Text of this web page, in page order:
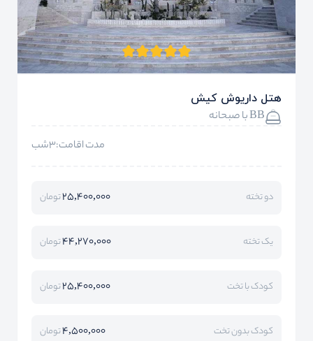
هتل داریوش کیش
BB با صبحانه
مدت اقامت:3شب
دو تخته 25,400,000تومان
یک تخته 44,270,000تومان
کودک با تخت 25,400,000تومان
کودک بدون تخت 4,500,000تومان